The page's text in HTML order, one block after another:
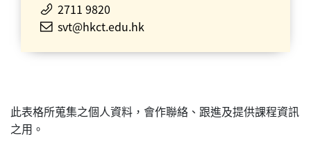
2711 9820
svt@hkct.edu.hk
此表格所蒐集之個人資料，會作聯絡、跟進及提供課程資訊
之用。